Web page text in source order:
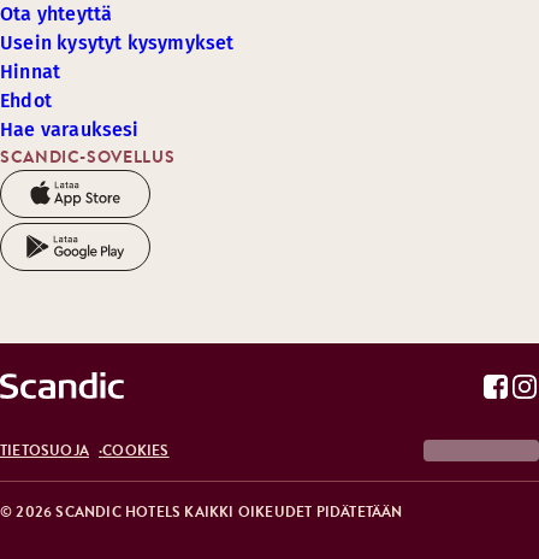
SCANDIC-SOVELLUS
Ota yhteyttä
Usein kysytyt kysymykset
Hinnat
Ehdot
Hae varauksesi
© 2026 SCANDIC HOTELS KAIKKI OIKEUDET PIDÄTETÄÄN
TIETOSUOJA COOKIES